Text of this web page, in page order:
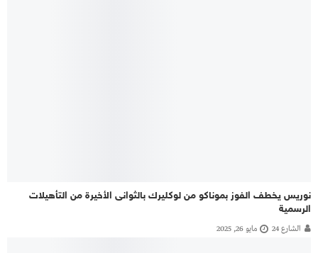
نوريس يخطف الفوز بموناكو من لوكليرك بالثوانى الأخيرة من التأهيلات
الرسمية
الشارع 24 مايو 26, 2025